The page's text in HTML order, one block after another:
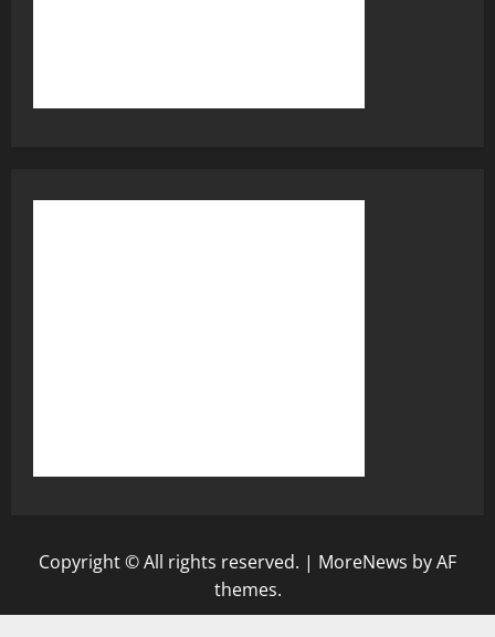
Copyright © All rights reserved. | MoreNews by AF
themes.